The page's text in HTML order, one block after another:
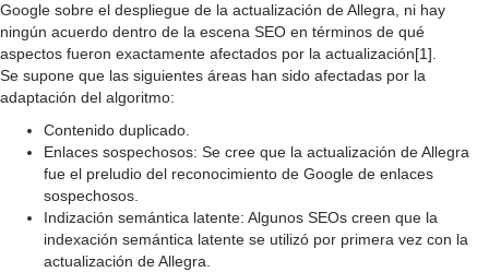
Google sobre el despliegue de la actualización de Allegra, ni hay
ningún acuerdo dentro de la escena SEO en términos de qué
aspectos fueron exactamente afectados por la actualización[1].
Se supone que las siguientes áreas han sido afectadas por la
adaptación del algoritmo:
Contenido duplicado.
Enlaces sospechosos: Se cree que la actualización de Allegra
fue el preludio del reconocimiento de Google de enlaces
sospechosos.
Indización semántica latente: Algunos SEOs creen que la
indexación semántica latente se utilizó por primera vez con la
actualización de Allegra.